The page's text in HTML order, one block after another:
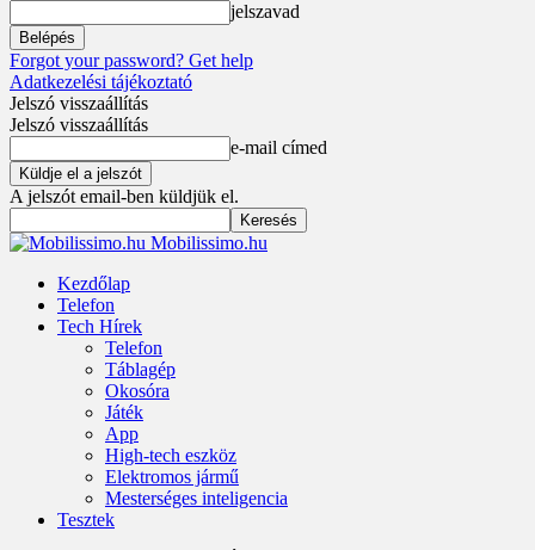
jelszavad
Forgot your password? Get help
Adatkezelési tájékoztató
Jelszó visszaállítás
Jelszó visszaállítás
e-mail címed
A jelszót email-ben küldjük el.
Mobilissimo.hu
Kezdőlap
Telefon
Tech Hírek
Telefon
Táblagép
Okosóra
Játék
App
High-tech eszköz
Elektromos jármű
Mesterséges inteligencia
Tesztek